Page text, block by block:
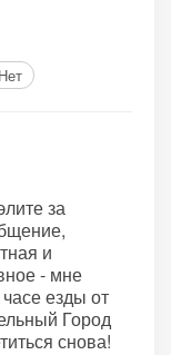
Нет
за
и
- мне
езды от
Город
снова!